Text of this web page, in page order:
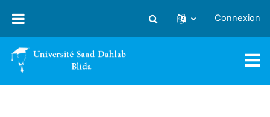
Activer/désactiver la saisie
Connexion